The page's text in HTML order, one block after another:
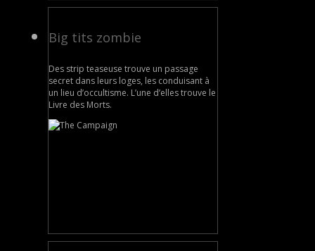
Big tits zombie
Des strip teaseuse trouve un passage
secret dans leurs loges, les conduisant à
un lieu d’occultisme. L’une d’elles trouve le
Livre des Morts.